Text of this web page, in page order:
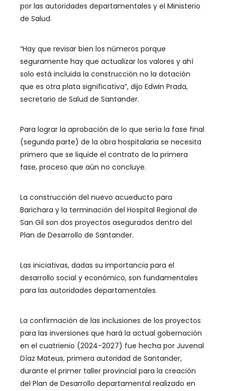
por las autoridades departamentales y el Ministerio
de Salud.
“Hay que revisar bien los números porque
seguramente hay que actualizar los valores y ahí
solo está incluida la construcción no la dotación
que es otra plata significativa”, dijo Edwin Prada,
secretario de Salud de Santander.
Para lograr la aprobación de lo que sería la fase final
(segunda parte) de la obra hospitalaria se necesita
primero que se liquide el contrato de la primera
fase, proceso que aún no concluye.
La construcción del nuevo acueducto para
Barichara y la terminación del Hospital Regional de
San Gil son dos proyectos asegurados dentro del
Plan de Desarrollo de Santander.
Las iniciativas, dadas su importancia para el
desarrollo social y económico, son fundamentales
para las autoridades departamentales.
La confirmación de las inclusiones de los proyectos
para las inversiones que hará la actual gobernación
en el cuatrienio (2024-2027) fue hecha por Juvenal
Díaz Mateus, primera autoridad de Santander,
durante el primer taller provincial para la creación
del Plan de Desarrollo departamental realizado en